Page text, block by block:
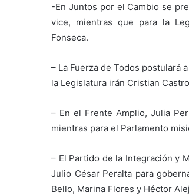
-En Juntos por el Cambio se
vice, mientras que para la
Fonseca.
– La Fuerza de Todos postulará
la Legislatura irán Cristian
– En el Frente Amplio, Julia
mientras para el Parlamento
– El Partido de la Integración y
Julio César Peralta para
Bello, Marina Flores y Héctor